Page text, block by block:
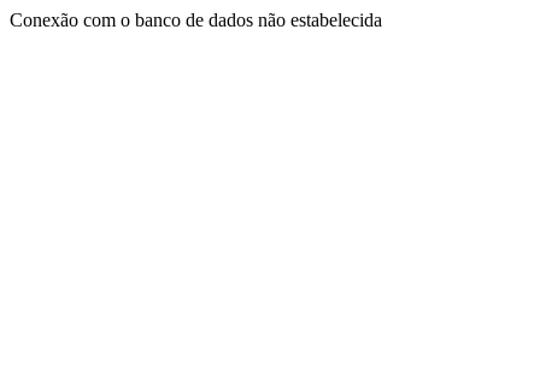
Conexão com o banco de dados não estabelecida